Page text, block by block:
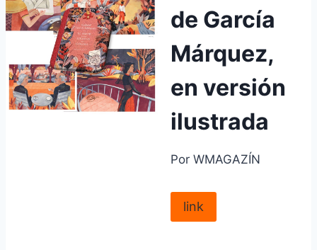
de García
Márquez,
en versión
ilustrada
Por WMAGAZÍN
link